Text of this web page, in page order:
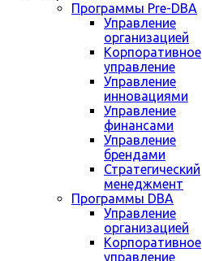
Программы Pre-DBA
Управление
организацией
Корпоративное
управление
Управление
инновациями
Управление
финансами
Управление
брендами
Стратегический
менеджмент
Программы DBA
Управление
организацией
Корпоративное
управление